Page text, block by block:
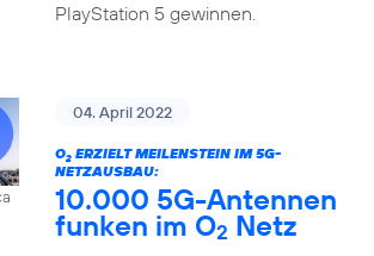
PlayStation 5 gewinnen.
04. April 2022
O2ERZIELT MEILENSTEIN IM 5G-
NETZAUSBAU:
10.000 5G-Antennen
funken im O2 Netz